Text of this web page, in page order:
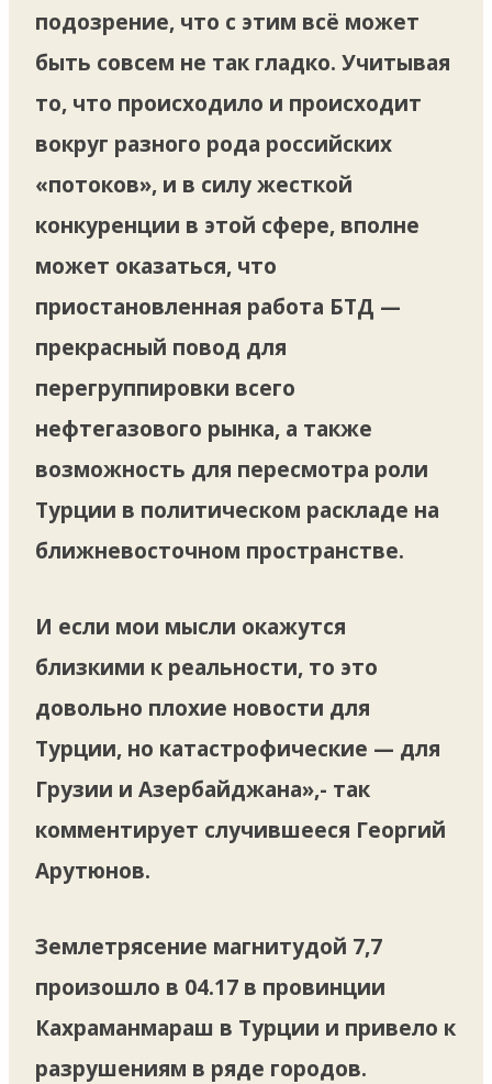
подозрение, что с этим всё может
быть совсем не так гладко. Учитывая
то, что происходило и происходит
вокруг разного рода российских
«потоков», и в силу жесткой
конкуренции в этой сфере, вполне
может оказаться, что
приостановленная работа БТД —
прекрасный повод для
перегруппировки всего
нефтегазового рынка, а также
возможность для пересмотра роли
Турции в политическом раскладе на
ближневосточном пространстве.
И если мои мысли окажутся
близкими к реальности, то это
довольно плохие новости для
Турции, но катастрофические — для
Грузии и Азербайджана»,- так
комментирует случившееся Георгий
Арутюнов.
Землетрясение магнитудой 7,7
произошло в 04.17 в провинции
Кахраманмараш в Турции и привело к
разрушениям в ряде городов.